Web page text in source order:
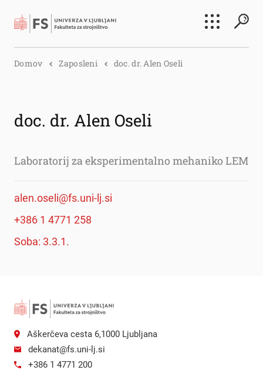
Išči
Domov Zaposleni doc. dr. Alen Oseli
doc. dr. Alen Oseli
Laboratorij za eksperimentalno mehaniko LEM
alen.oseli@fs.uni-lj.si
+386 1 4771 258
Soba: 3.3.1.
Aškerčeva cesta 6,1000 Ljubljana
dekanat@fs.uni-lj.si
+386 1 4771 200